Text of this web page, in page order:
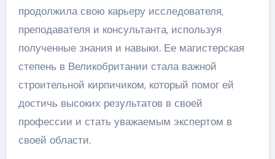
продолжила свою карьеру исследователя,
преподавателя и консультанта, используя
полученные знания и навыки. Ее магистерская
степень в Великобритании стала важной
строительной кирпичиком, который помог ей
достичь высоких результатов в своей
профессии и стать уважаемым экспертом в
своей области.